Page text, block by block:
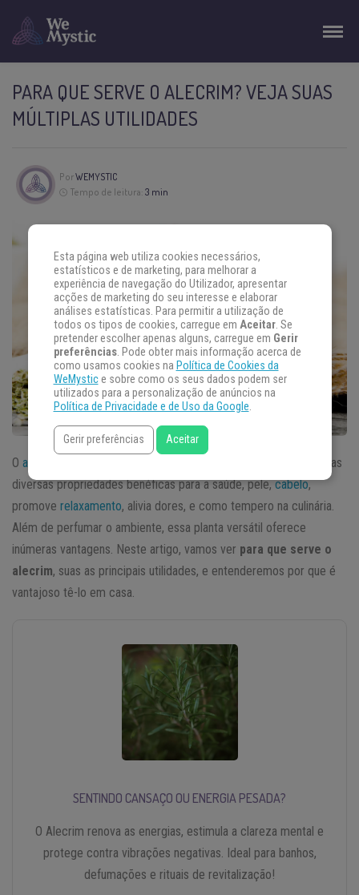
PARA QUE SERVE O ALECRIM? VEJA SUAS
MÚLTIPLAS UTILIDADES
PorWEMYSTIC
Tempo de leitura: 3 min
O alecrim
é uma erva de origem mediterrânea conhecida por suas
diversas propriedades benéficas para a saúde, pele,cabelo,
promove relaxamento, alivia dores, e como tempero na culinária.
Além de perfumar o ambiente, essa planta versátil oferece
inúmeras vantagens. Neste artigo, vamos ver para que serve o
alecrim, suas as principais utilidades, e entenderemos por que é
vantajoso tê-lo em casa.
SENTINDO CANSAÇO OU ENERGIA PESADA?
O Alecrim renova as energias, estimula a clareza mental e
protege contra vibrações negativas. Ideal para banhos,
defumações e rituais de revitalização!
Esta página web utiliza cookies necessários,
estatísticos e de marketing, para melhorar a
experiência de navegação do Utilizador, apresentar
acções de marketing do seu interesse e elaborar
análises estatísticas. Para permitir a utilização de
todos os tipos de cookies, carregue em Aceitar. Se
pretender escolher apenas alguns, carregue em Gerir
preferências. Pode obter mais informação acerca de
como usamos cookies na Política de Cookies da
WeMystice sobre como os seus dados podem ser
utilizados para a personalização de anúncios na
Política de Privacidade e de Uso da Google.
Gerir preferências Aceitar